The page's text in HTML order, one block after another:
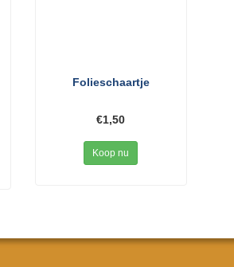
Folieschaartje
€1,50
Koop nu